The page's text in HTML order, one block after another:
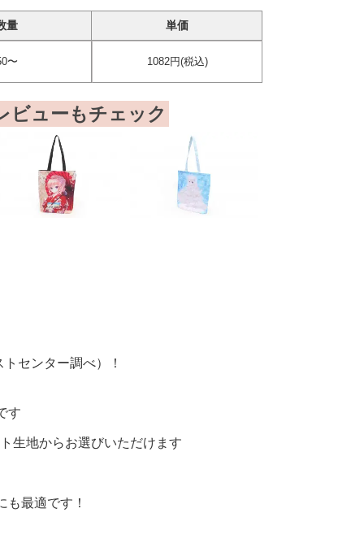
量 単価
〜 1082円(税込)
ビューもチェック
センター調べ）！
す
生地からお選びいただけます
最適です！